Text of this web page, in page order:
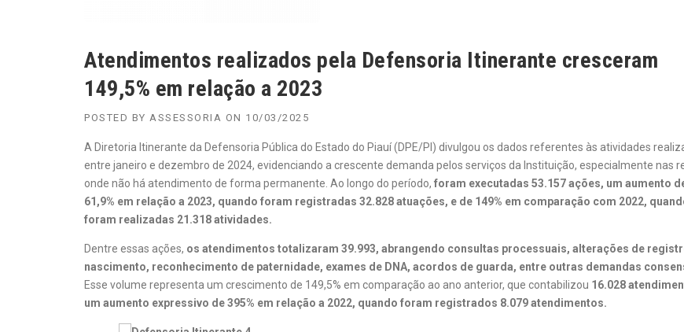
Atendimentos realizados pela Defensoria Itinerante cresceram
149,5% em relação a 2023
POSTED BY ASSESSORIA ON 10/03/2025
A Diretoria Itinerante da Defensoria Pública do Estado do Piauí (DPE/PI) divulgou os dados referentes às atividades
entre janeiro e dezembro de 2024, evidenciando a crescente demanda pelos serviços da Instituição, especialmente nas
onde não há atendimento de forma permanente. Ao longo do período, foram executadas 53.157 ações, um aumento
61,9% em relação a 2023, quando foram registradas 32.828 atuações, e de 149% em comparação com 2022,
foram realizadas 21.318 atividades.
Dentre essas ações, os atendimentos totalizaram 39.993, abrangendo consultas processuais, alterações de
nascimento, reconhecimento de paternidade, exames de DNA, acordos de guarda, entre outras demandas
Esse volume representa um crescimento de 149,5% em comparação ao ano anterior, que contabilizou 16.028
um aumento expressivo de 395% em relação a 2022, quando foram registrados 8.079 atendimentos.